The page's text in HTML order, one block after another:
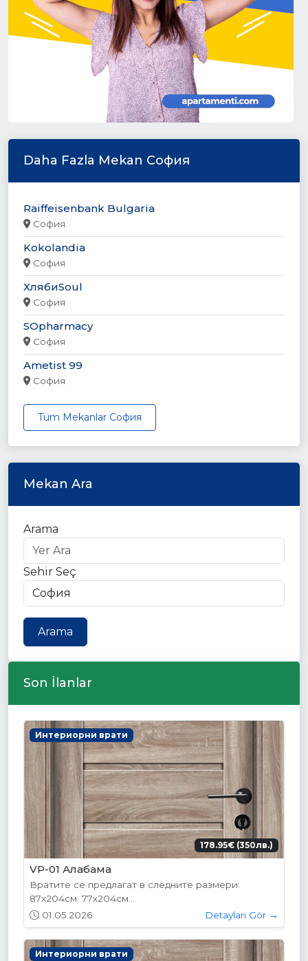
Daha Fazla Mekan София
Raiffeisenbank Bulgaria
София
Kokolandia
София
ХлябиSoul
София
SOpharmacy
София
Ametist 99
София
Tüm Mekanlar София
Mekan Ara
Arama
Sehir Seç
Arama
Son İlanlar
Интериорни врати
178.95€ (350лв.)
VP-01 Алабама
Вратите се предлагат в следните размери:
87х204см. 77х204см...
01.05.2026
Detayları Gör →
Интериорни врати